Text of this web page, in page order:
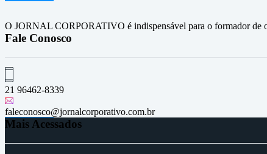
O JORNAL CORPORATIVO é indispensável para o formador de
Fale Conosco
21 96462-8339
faleconosco@jornalcorporativo.com.br
Mais Acessados